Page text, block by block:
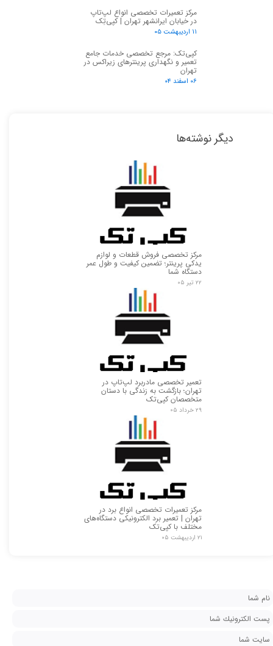
مرکز تعمیرات تخصصی انواع لپ‌تاپ
در خیابان ایرانشهر تهران | کپی‌تِک
۱۱ اردیبهشت ۰۵
کپی‌تک: مرجع تخصصی خدمات جامع
تعمیر و نگهداری پرینترهای زیراکس در
تهران
۰۶ اسفند ۰۴
دیگر نوشته‌ها
مرکز تخصصی فروش قطعات و لوازم
یدکی پرینتر؛ تضمین کیفیت و طول عمر
دستگاه شما
۲۲ تیر ۰۵
تعمیر تخصصی مادربرد لپ‌تاپ در
تهران؛ بازگشت به زندگی با دستان
متخصصان کپی‌تک
۲۹ خرداد ۰۵
مرکز تعمیرات تخصصی انواع برد در
تهران | تعمیر برد الکترونیکی دستگاه‌های
مختلف با کپی‌تک
۲۱ اردیبهشت ۰۵